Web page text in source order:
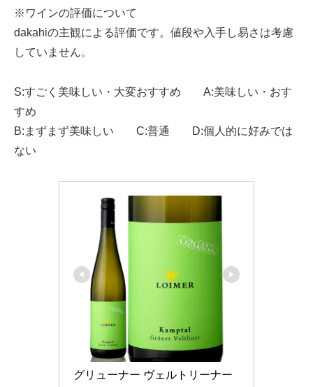
※ワインの評価について
dakahiの主観による評価です。値段や入手し易さは考慮
していません。
S:すごく美味しい・大変おすすめ A:美味しい・おす
すめ
B:まずまず美味しい C:普通 D:個人的に好みでは
ない
グリューナー ヴェルトリーナー